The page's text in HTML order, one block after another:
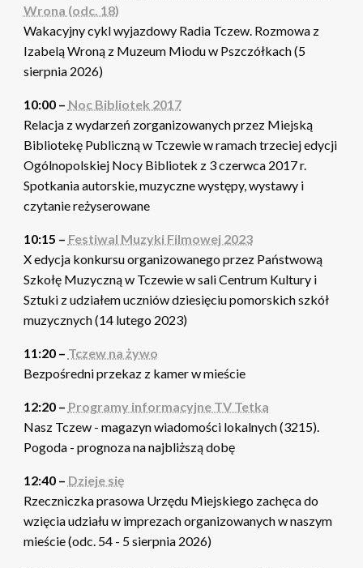
Wrona (odc. 18)
Wakacyjny cykl wyjazdowy Radia Tczew. Rozmowa z
Izabelą Wroną z Muzeum Miodu w Pszczółkach (5
sierpnia 2026)
10:00 – Noc Bibliotek 2017
Relacja z wydarzeń zorganizowanych przez Miejską
Bibliotekę Publiczną w Tczewie w ramach trzeciej edycji
Ogólnopolskiej Nocy Bibliotek z 3 czerwca 2017 r.
Spotkania autorskie, muzyczne występy, wystawy i
czytanie reżyserowane
10:15 – Festiwal Muzyki Filmowej 2023
X edycja konkursu organizowanego przez Państwową
Szkołę Muzyczną w Tczewie w sali Centrum Kultury i
Sztuki z udziałem uczniów dziesięciu pomorskich szkół
muzycznych (14 lutego 2023)
11:20 – Tczew na żywo
Bezpośredni przekaz z kamer w mieście
12:20 – Programy informacyjne TV Tetka
Nasz Tczew - magazyn wiadomości lokalnych (3215).
Pogoda - prognoza na najbliższą dobę
12:40 – Dzieje się
Rzeczniczka prasowa Urzędu Miejskiego zachęca do
wzięcia udziału w imprezach organizowanych w naszym
mieście (odc. 54 - 5 sierpnia 2026)